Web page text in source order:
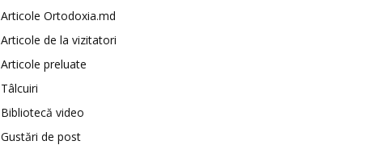
Articole Ortodoxia.md
Articole de la vizitatori
Articole preluate
Tâlcuiri
Bibliotecă video
Gustări de post